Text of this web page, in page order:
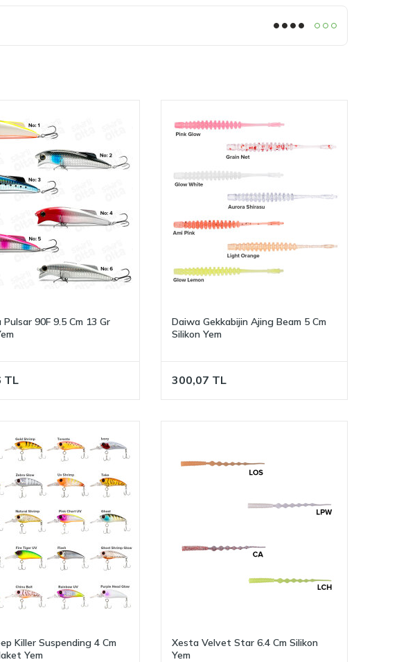
Pulsar 90F 9.5 Cm 13 Gr
TL
Daiwa Gekkabijin Ajing Beam 5 Cm
Silikon Yem
300,07 TL
Killer Suspending 4 Cm
Yem
Xesta Velvet Star 6.4 Cm Silikon
Yem